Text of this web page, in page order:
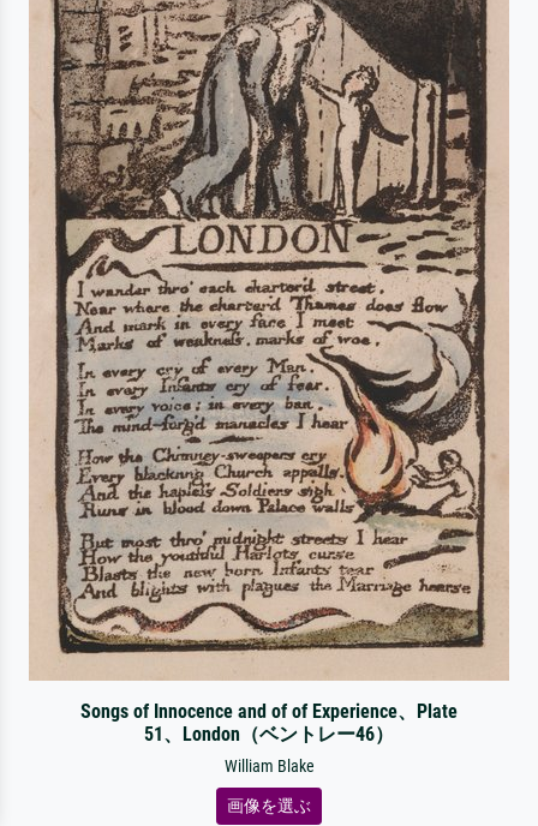
Songs of Innocence and of of Experience、Plate
51、London（ベントレー46）
William Blake
画像を選ぶ